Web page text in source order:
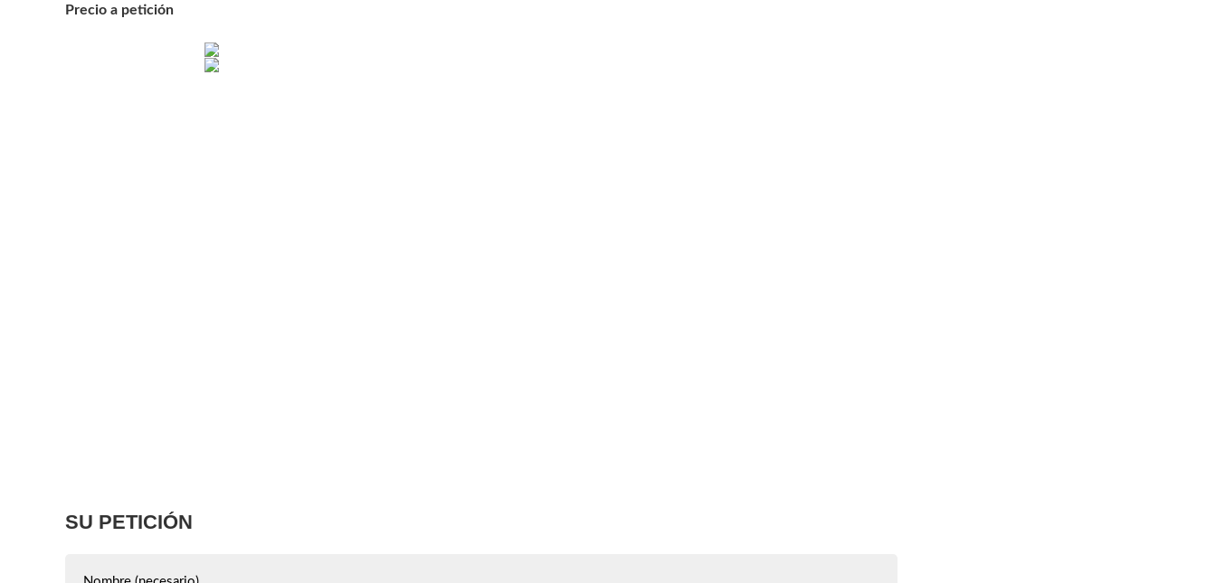
Precio a petición
SU PETICIÓN